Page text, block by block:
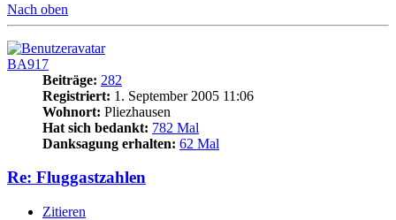
Nach oben
BA917
Beiträge: 282
Registriert: 1. September 2005 11:06
Wohnort: Pliezhausen
Hat sich bedankt: 782 Mal
Danksagung erhalten: 62 Mal
Re: Fluggastzahlen
Zitieren